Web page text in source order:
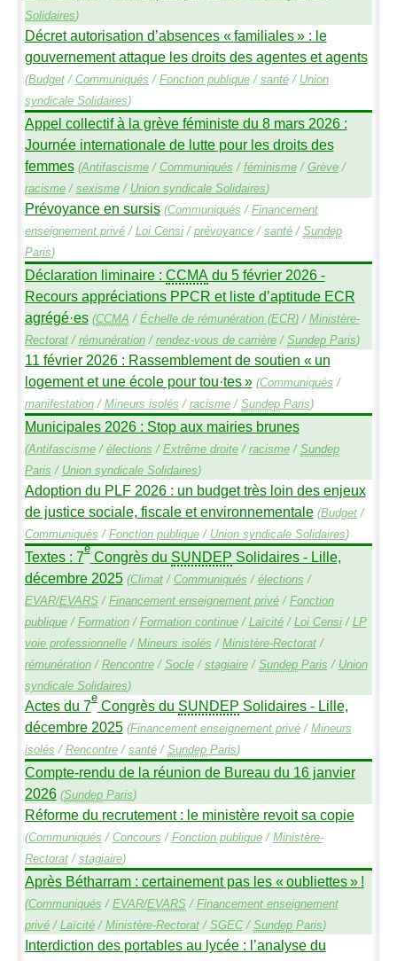
Solidaires)
Décret autorisation d’absences «familiales» : le
gouvernement attaque les droits des agentes et agents
(Budget/ Communiqués / Fonction publique/ santé/ Union
syndicale Solidaires)
Appel collectif à la grève féministe du 8 mars 2026 :
Journée internationale de lutte pour les droits des
femmes (Antifascisme/ Communiqués / féminisme/ Grève/
racisme/ sexisme/ Union syndicale Solidaires)
Prévoyance en sursis (Communiqués / Financement
enseignement privé/ Loi Censi/ prévoyance/ santé/ Sundep
Paris)
Déclaration liminaire : CCMA du 5 février 2026 -
Recours appréciations PPCR et liste d’aptitude ECR
agrégé·es (CCMA / Échelle de rémunération (ECR)/ Ministère-
Rectorat/ rémunération/ rendez-vous de carrière/ SundepParis)
11 février 2026 : Rassemblement de soutien « un
logement et une école pour tou·tes» (Communiqués /
manifestation/ Mineurs isolés / racisme/ SundepParis)
Municipales 2026 : Stop aux mairies brunes
(Antifascisme/ élections / Extrême droite/ racisme/ Sundep
Paris / Union syndicale Solidaires)
Adoption du PLF2026 : un budget très loin des enjeux
de justice sociale, fiscale et environnementale (Budget/
Communiqués / Fonction publique/ Union syndicale Solidaires)
Textes : 7eCongrès du SUNDEP Solidaires - Lille,
décembre 2025 (Climat/ Communiqués / élections /
EVAR/EVARS/ Financement enseignement privé/ Fonction
publique/ Formation/ Formation continue/ Laïcité/ Loi Censi/ LP
voie professionnelle/ Mineurs isolés / Ministère-Rectorat/
rémunération/ Rencontre/ Socle/ stagiaire/ SundepParis / Union
syndicale Solidaires)
Actes du 7eCongrès du SUNDEP Solidaires - Lille,
décembre 2025 (Financement enseignement privé/ Mineurs
isolés / Rencontre/ santé/ SundepParis)
Compte-rendu de la réunion de Bureau du 16 janvier
2026 (SundepParis)
Réforme du recrutement : le ministère revoit sa copie
(Communiqués / Concours / Fonction publique/ Ministère-
Rectorat/ stagiaire)
Après Bétharram : certainement pas les « oubliettes» !
(Communiqués / EVAR/EVARS/ Financement enseignement
privé/ Laïcité/ Ministère-Rectorat/ SGEC/ SundepParis)
Interdiction des portables au lycée : l’analyse du